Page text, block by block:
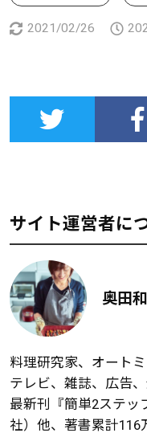
2021/02/26
サイト運営者に
奥田
料理研究家、オート
テレビ、雑誌、広告
最新刊『簡単2ステッ
社）他、著書累計116